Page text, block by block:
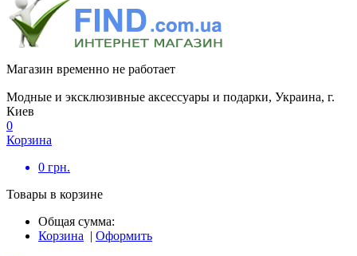
Магазин временно не работает
Модные и эксклюзивные аксессуары и подарки, Украина, г.
Киев
0
Корзина
0 грн.
Товары в корзине
Общая сумма:
Корзина | Оформить